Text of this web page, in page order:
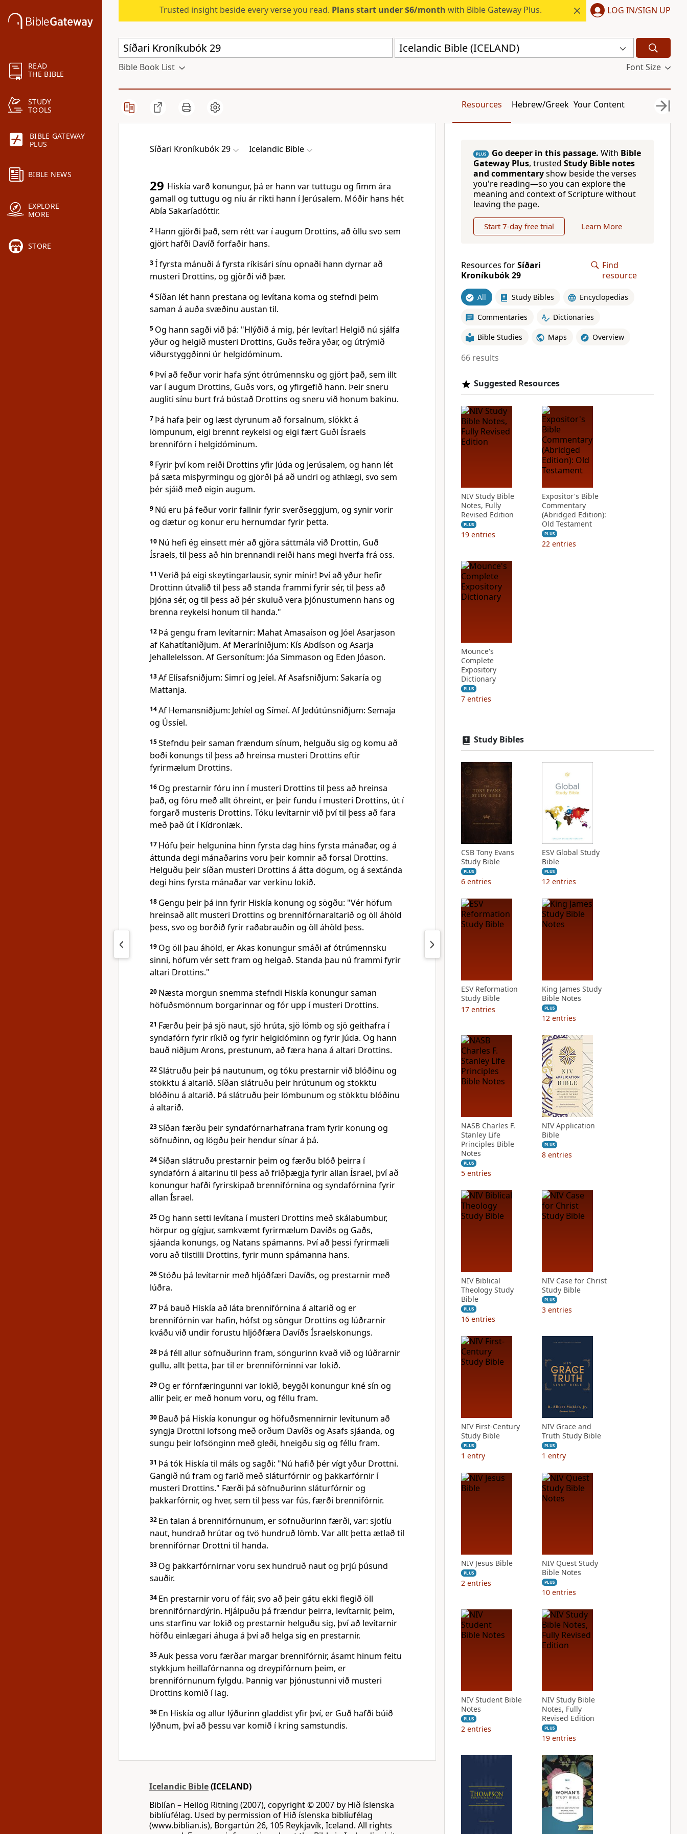
READ
THE BIBLE
STUDY
TOOLS
BIBLE GATEWAY
PLUS
BIBLE NEWS
EXPLORE
MORE
STORE
Trusted insight beside every verse you read. Plans start under $6/month with Bible Gateway Plus. LOG IN/SIGN UP
Icelandic Bible (ICELAND)
Bible Book List Font Size
Resources Hebrew/Greek Your Content
Síðari Kroníkubók 29 Icelandic Bible
29 Hiskía varð konungur, þá er hann var tuttugu og fimm ára
gamall og tuttugu og níu ár ríkti hann í Jerúsalem. Móðir hans hét
Abía Sakaríadóttir.
2 Hann gjörði það, sem rétt var í augum Drottins, að öllu svo sem
gjört hafði Davíð forfaðir hans.
3Í fyrsta mánuði á fyrsta ríkisári sínu opnaði hann dyrnar að
musteri Drottins, og gjörði við þær.
4Síðan lét hann prestana og levítana koma og stefndi þeim
saman á auða svæðinu austan til.
5 Og hann sagði við þá: "Hlýðið á mig, þér levítar! Helgið nú sjálfa
yður og helgið musteri Drottins, Guðs feðra yðar, og útrýmið
viðurstyggðinni úr helgidóminum.
6 Því að feður vorir hafa sýnt ótrúmennsku og gjört það, sem illt
var í augum Drottins, Guðs vors, og yfirgefið hann. Þeir sneru
augliti sínu burt frá bústað Drottins og sneru við honum bakinu.
7 Þá hafa þeir og læst dyrunum að forsalnum, slökkt á
lömpunum, eigi brennt reykelsi og eigi fært Guði Ísraels
brennifórn í helgidóminum.
8 Fyrir því kom reiði Drottins yfir Júda og Jerúsalem, og hann lét
þá sæta misþyrmingu og gjörði þá að undri og athlægi, svo sem
þér sjáið með eigin augum.
9 Nú eru þá feður vorir fallnir fyrir sverðseggjum, og synir vorir
og dætur og konur eru hernumdar fyrir þetta.
10 Nú hefi ég einsett mér að gjöra sáttmála við Drottin, Guð
Ísraels, til þess að hin brennandi reiði hans megi hverfa frá oss.
11 Verið þá eigi skeytingarlausir, synir mínir! Því að yður hefir
Drottinn útvalið til þess að standa frammi fyrir sér, til þess að
þjóna sér, og til þess að þér skuluð vera þjónustumenn hans og
brenna reykelsi honum til handa."
12 Þá gengu fram levítarnir: Mahat Amasaíson og Jóel Asarjason
af Kahatítaniðjum. Af Meraríniðjum: Kís Abdíson og Asarja
Jehallelelsson. Af Gersonítum: Jóa Simmason og Eden Jóason.
13Af Elísafsniðjum: Simrí og Jeíel. Af Asafsniðjum: Sakaría og
Mattanja.
14Af Hemansniðjum: Jehíel og Símeí. Af Jedútúnsniðjum: Semaja
og Ússíel.
15Stefndu þeir saman frændum sínum, helguðu sig og komu að
boði konungs til þess að hreinsa musteri Drottins eftir
fyrirmælum Drottins.
16 Og prestarnir fóru inn í musteri Drottins til þess að hreinsa
það, og fóru með allt óhreint, er þeir fundu í musteri Drottins, út í
forgarð musteris Drottins. Tóku levítarnir við því til þess að fara
með það út í Kídronlæk.
17 Hófu þeir helgunina hinn fyrsta dag hins fyrsta mánaðar, og á
áttunda degi mánaðarins voru þeir komnir að forsal Drottins.
Helguðu þeir síðan musteri Drottins á átta dögum, og á sextánda
degi hins fyrsta mánaðar var verkinu lokið.
18 Gengu þeir þá inn fyrir Hiskía konung og sögðu: "Vér höfum
hreinsað allt musteri Drottins og brennifórnaraltarið og öll áhöld
þess, svo og borðið fyrir raðabrauðin og öll áhöld þess.
19 Og öll þau áhöld, er Akas konungur smáði af ótrúmennsku
sinni, höfum vér sett fram og helgað. Standa þau nú frammi fyrir
altari Drottins."
20 Næsta morgun snemma stefndi Hiskía konungur saman
höfuðsmönnum borgarinnar og fór upp í musteri Drottins.
21 Færðu þeir þá sjö naut, sjö hrúta, sjö lömb og sjö geithafra í
syndafórn fyrir ríkið og fyrir helgidóminn og fyrir Júda. Og hann
bauð niðjum Arons, prestunum, að færa hana á altari Drottins.
22Slátruðu þeir þá nautunum, og tóku prestarnir við blóðinu og
stökktu á altarið. Síðan slátruðu þeir hrútunum og stökktu
blóðinu á altarið. Þá slátruðu þeir lömbunum og stökktu blóðinu
á altarið.
23Síðan færðu þeir syndafórnarhafrana fram fyrir konung og
söfnuðinn, og lögðu þeir hendur sínar á þá.
24Síðan slátruðu prestarnir þeim og færðu blóð þeirra í
syndafórn á altarinu til þess að friðþægja fyrir allan Ísrael, því að
konungur hafði fyrirskipað brennifórnina og syndafórnina fyrir
allan Ísrael.
25 Og hann setti levítana í musteri Drottins með skálabumbur,
hörpur og gígjur, samkvæmt fyrirmælum Davíðs og Gaðs,
sjáanda konungs, og Natans spámanns. Því að þessi fyrirmæli
voru að tilstilli Drottins, fyrir munn spámanna hans.
26Stóðu þá levítarnir með hljóðfæri Davíðs, og prestarnir með
lúðra.
27 Þá bauð Hiskía að láta brennifórnina á altarið og er
brennifórnin var hafin, hófst og söngur Drottins og lúðrarnir
kváðu við undir forustu hljóðfæra Davíðs Ísraelskonungs.
28 Þá féll allur söfnuðurinn fram, söngurinn kvað við og lúðrarnir
gullu, allt þetta, þar til er brennifórninni var lokið.
29 Og er fórnfæringunni var lokið, beygði konungur kné sín og
allir þeir, er með honum voru, og féllu fram.
30 Bauð þá Hiskía konungur og höfuðsmennirnir levítunum að
syngja Drottni lofsöng með orðum Davíðs og Asafs sjáanda, og
sungu þeir lofsönginn með gleði, hneigðu sig og féllu fram.
31 Þá tók Hiskía til máls og sagði: "Nú hafið þér vígt yður Drottni.
Gangið nú fram og farið með sláturfórnir og þakkarfórnir í
musteri Drottins." Færði þá söfnuðurinn sláturfórnir og
þakkarfórnir, og hver, sem til þess var fús, færði brennifórnir.
32 En talan á brennifórnunum, er söfnuðurinn færði, var: sjötíu
naut, hundrað hrútar og tvö hundruð lömb. Var allt þetta ætlað til
brennifórnar Drottni til handa.
33 Og þakkarfórnirnar voru sex hundruð naut og þrjú þúsund
sauðir.
34 En prestarnir voru of fáir, svo að þeir gátu ekki flegið öll
brennifórnardýrin. Hjálpuðu þá frændur þeirra, levítarnir, þeim,
uns starfinu var lokið og prestarnir helguðu sig, því að levítarnir
höfðu einlægari áhuga á því að helga sig en prestarnir.
35Auk þessa voru færðar margar brennifórnir, ásamt hinum feitu
stykkjum heillafórnanna og dreypifórnum þeim, er
brennifórnunum fylgdu. Þannig var þjónustunni við musteri
Drottins komið í lag.
36 En Hiskía og allur lýðurinn gladdist yfir því, er Guð hafði búið
lýðnum, því að þessu var komið í kring samstundis.
Icelandic Bible(ICELAND)
Biblían – Heilög Ritning (2007), copyright © 2007 by Hið íslenska
biblíufélag. Used by permission of Hið íslenska biblíufélag
(www.biblian.is), Borgartún 26, 105 Reykjavík, Iceland. All rights
PLUS Go deeper in this passage. With Bible
Gateway Plus, trusted Study Bible notes
and commentaryshow beside the verses
you're reading—so you can explore the
meaning and context of Scripture without
leaving the page.
Start 7-day free trial Learn More
Resources forSíðari
Kroníkubók 29
Find
resource
All Study Bibles Encyclopedias
Commentaries Dictionaries
Bible Studies Maps Overview
66 results
Suggested Resources
NIV Study Bible
Notes, Fully
Revised Edition
PLUS
19 entries
Expositor's Bible
Commentary
(Abridged Edition):
Old Testament
PLUS
22 entries
Mounce's
Complete
Expository
Dictionary
PLUS
7 entries
Study Bibles
CSB Tony Evans
Study Bible
PLUS
6 entries
ESV Global Study
Bible
PLUS
12 entries
ESV Reformation
Study Bible
17 entries
King James Study
Bible Notes
PLUS
12 entries
NASB Charles F.
Stanley Life
Principles Bible
Notes
PLUS
5 entries
NIV Application
Bible
PLUS
8 entries
NIV Biblical
Theology Study
Bible
PLUS
16 entries
NIV Case for Christ
Study Bible
PLUS
3 entries
NIV First-Century
Study Bible
PLUS
1 entry
NIV Grace and
Truth Study Bible
PLUS
1 entry
NIV Jesus Bible
PLUS
2 entries
NIV Quest Study
Bible Notes
PLUS
10 entries
NIV Student Bible
Notes
PLUS
2 entries
NIV Study Bible
Notes, Fully
Revised Edition
PLUS
19 entries